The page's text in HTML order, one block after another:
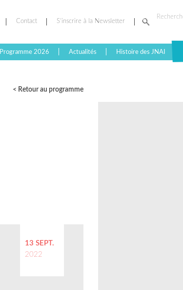
Contact S’inscrire à la Newsletter
Programme 2026 Actualités Histoire des JNAI
< Retour au programme
13 SEPT.
2022